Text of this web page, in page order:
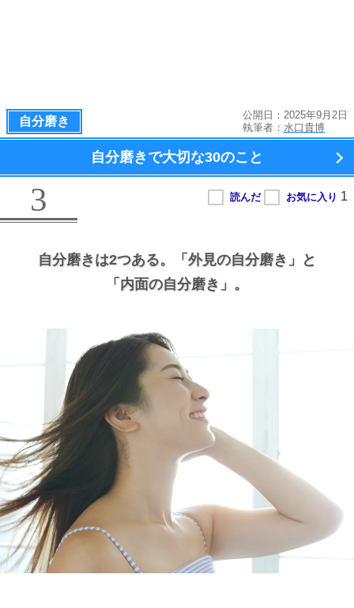
自分磨き
公開日：2025年9月2日
執筆者： 水口貴博
自分磨きで大切な30のこと
3
自分磨きは2つある。
「外見の自分磨き」と
「内面の自分磨き」。